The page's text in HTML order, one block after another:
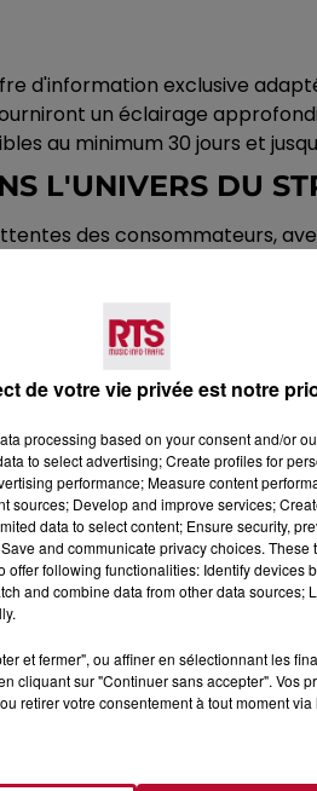
exclusive
un éclairage
au minimum 30 jours et
L'UNIVERS DU
des consommateurs,
personnalisées. La
et "SYNCHRO".
de Rugby, offrira la
forts générée par
Ce nouvel algorithme
l'écran.
ET TV CONNECTÉES
au plus grand
TF1+ bénéficiera ainsi
ainsi que sur les
révolutionner le paysage
la plateforme a
de votre vie privée est notre
processing based on your consent and/or
to select advertising; Create profiles for
performance; Measure content
sources; Develop and improve services;
data to select content; Ensure security,
and communicate privacy choices.
offer following functionalities: Identify devices
and combine data from other data sources;
et fermer", ou affiner en sélectionnant les
cliquant sur "Continuer sans accepter". Vos
retirer votre consentement à tout moment